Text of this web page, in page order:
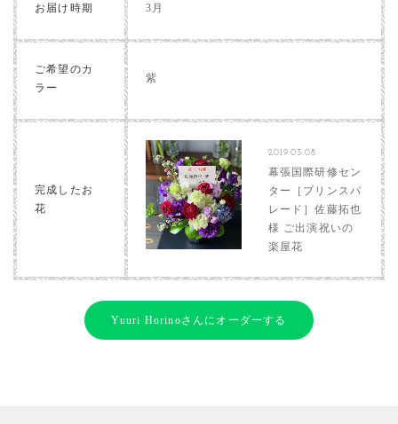
お届け時期 3月
ご希望のカ
ラー
紫
完成したお
花
2019.03.08
幕張国際研修セン
ター［プリンスパ
レード］佐藤拓也
様 ご出演祝いの
楽屋花
Yuuri Horinoさんにオーダーする